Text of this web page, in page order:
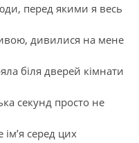
перед якими я весь
дивилися на мене
біля дверей кімнати
секунд просто не
серед цих